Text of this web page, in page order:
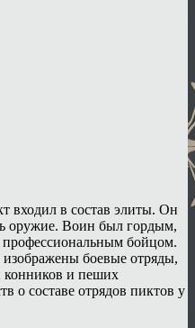
входил в состав элиты. Он
оружие. Воин был гордым,
бойцом.
боевые отряды,
конников и пеших
о составе отрядов пиктов у